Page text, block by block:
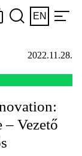
EN
2022.11.28.
– Vezető